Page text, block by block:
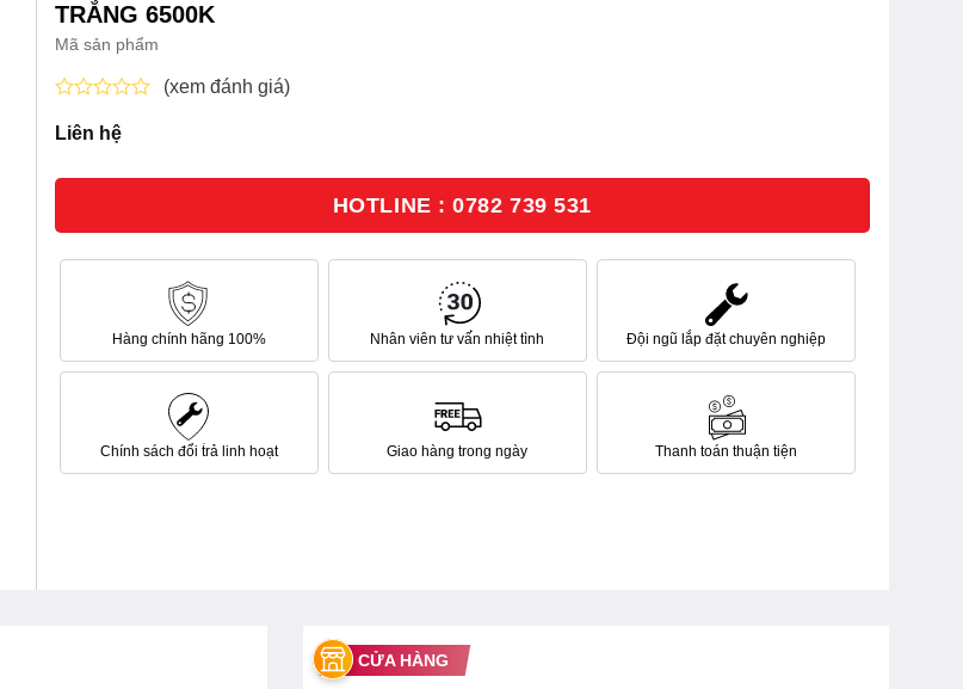
TRẮNG 6500K
Mã sản phẩm
xếp
(xem đánh giá)
Liên hệ
HOTLINE : 0782 739 531
Hàng chính hãng 100% Nhân viên tư vấn nhiệt tình Đội ngũ lắp đặt chuyên nghiệp
Chính sách đổi trả linh hoạt Giao hàng trong ngày Thanh toán thuận tiện
CỬA HÀNG